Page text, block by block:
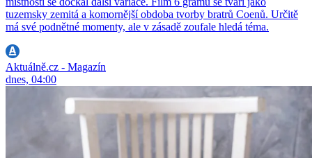
tuzemsky zemitá a komornější obdoba tvorby bratrů Coenů. Určitě
má své podnětné momenty, ale v zásadě zoufale hledá téma.
Aktuálně.cz - Magazín
dnes, 04:00